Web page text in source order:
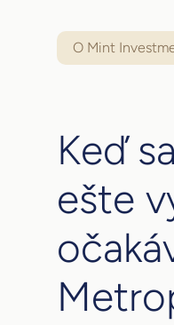
O Mint
Keď
ešte